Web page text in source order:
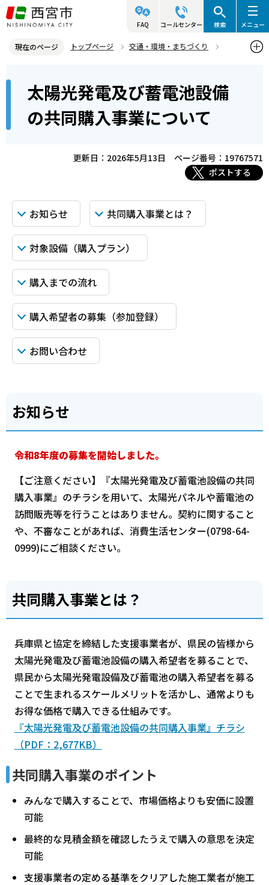
こ
の
ジ
頭
FAQ コールセンター 検索 メニュー
現在のページ トップページ
交通・環境・まちづくり
太陽光発電及び蓄電池設備の共同購入事業について
太陽光発電及び蓄電池設備
の共同購入事業について
更新日：2026年5月13日
ページ番号：19767571
ポストする
お知らせ 共同購入事業とは？
対象設備（購入プラン）
購入までの流れ
購入希望者の募集（参加登録）
お問い合わせ
お知らせ
令和8年度の募集を開始しました。
【ご注意ください】『太陽光発電及び蓄電池設備の共同
購入事業』のチラシを用いて、太陽光パネルや蓄電池の
訪問販売等を行うことはありません。契約に関すること
や、不審なことがあれば、消費生活センター(0798-64-
0999)にご相談ください。
共同購入事業とは？
兵庫県と協定を締結した支援事業者が、県民の皆様から
太陽光発電及び蓄電池設備の購入希望者を募ることで、
県民から太陽光発電設備及び蓄電池の購入希望者を募る
ことで生まれるスケールメリットを活かし、通常よりも
お得な価格で購入できる仕組みです。
『太陽光発電及び蓄電池設備の共同購入事業』チラシ
（PDF：2,677KB）
共同購入事業のポイント
みんなで購入することで、市場価格よりも安価に設置
可能
最終的な見積金額を確認したうえで購入の意思を決定
可能
支援事業者の定める基準をクリアした施工業者が施工